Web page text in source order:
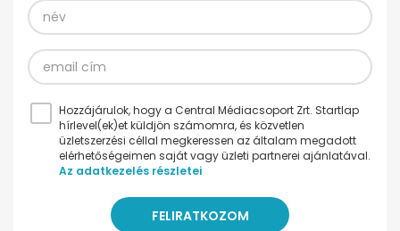
Hozzájárulok, hogy a Central Médiacsoport Zrt. Startlap
hírlevel(ek)et küldjön számomra, és közvetlen
üzletszerzési céllal megkeressen az általam megadott
elérhetőségeimen saját vagy üzleti partnerei ajánlatával.
Az adatkezelés részletei